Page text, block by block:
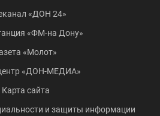
«ДОН 24»
«ФМ-на Дону»
«Молот»
«ДОН-МЕДИА»
Карта сайта
и защиты информации